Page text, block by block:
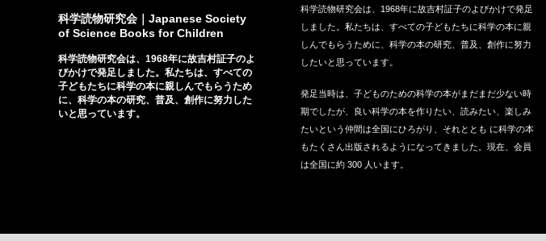
見物語−』（…
1981）
2006）
科学読物研究会｜Japanese Society
of Science Books for Children
科学読物研究会は、1968年に故吉村証子のよ
びかけで発足しました。私たちは、すべての
子どもたちに科学の本に親しんでもらうため
に、科学の本の研究、普及、創作に努力した
いと思っています。
科学読物研究会は、1968年に故吉村証子のよびかけで発足
しました。私たちは、すべての子どもたちに科学の本に親
しんでもらうために、科学の本の研究、普及、創作に努力
したいと思っています。
発足当時は、子どものための科学の本がまだまだ少ない時
期でしたが、良い科学の本を作りたい、読みたい、楽しみ
たいという仲間は全国にひろがり、それととも に科学の本
もたくさん出版されるようになってきました。現在、会員
は全国に約 300 人います。